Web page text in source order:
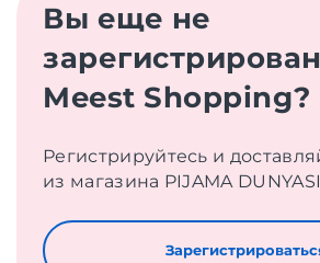
Вы еще не
Meest Shopping?
Регистрируйтесь и
из магазина PIJAMA